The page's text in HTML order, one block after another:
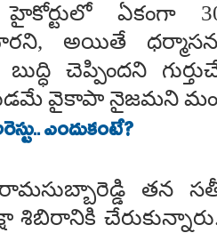
ఏకంగా
అయితే
చెప్పిందని
వైకాపా నైజమని
ఎందుకంటే?
తన
శిబిరానికి